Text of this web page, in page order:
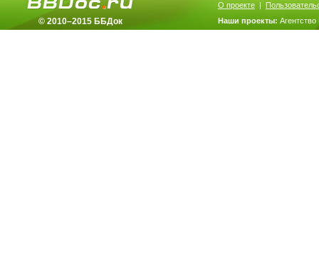
© 2010–2015 ББДок
О проекте |
Наши проекты: